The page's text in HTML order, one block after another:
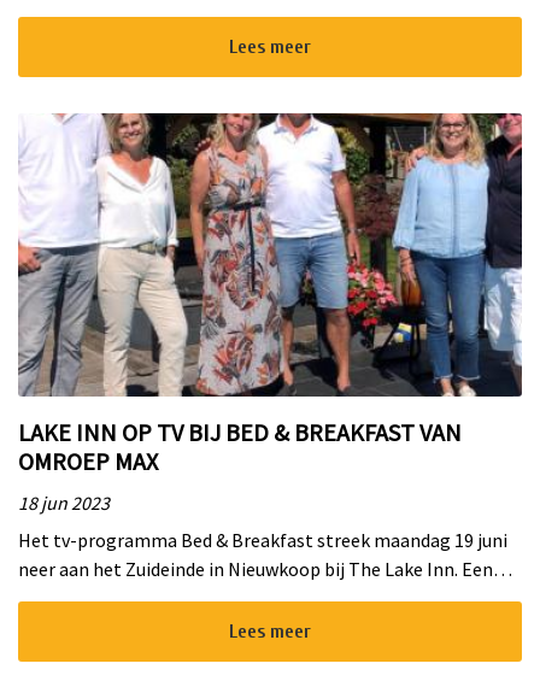
Reghthuysplein Guus Montagne openden 9 juni het
vernieuwde Reghthuysplein. Zij kwamen op d...
Lees meer
LAKE INN OP TV BIJ BED & BREAKFAST VAN
OMROEP MAX
18 jun 2023
Het tv-programma Bed & Breakfast streek maandag 19 juni
neer aan het Zuideinde in Nieuwkoop bij The Lake Inn. Een
prachtige promotie van deze ondernemers, niet alleen voor
Lees meer